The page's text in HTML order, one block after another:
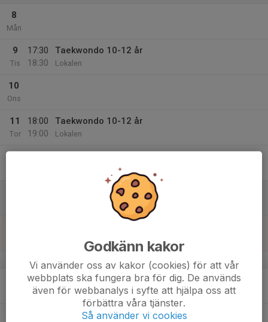
8
Mån
9
Tis
17:30
18:30
Taekwondo 10-12 år
Lokalen
10
Ons
11
Tor
18:00
19:00
Taekwondo 10-12 år
Lokalen
v.38
Taekwondo 10-12 år
Godkänn kakor
Vi använder oss av kakor (cookies) för att vår
webbplats ska fungera bra för dig. De används
även för webbanalys i syfte att hjälpa oss att
förbättra våra tjänster.
Så använder vi cookies